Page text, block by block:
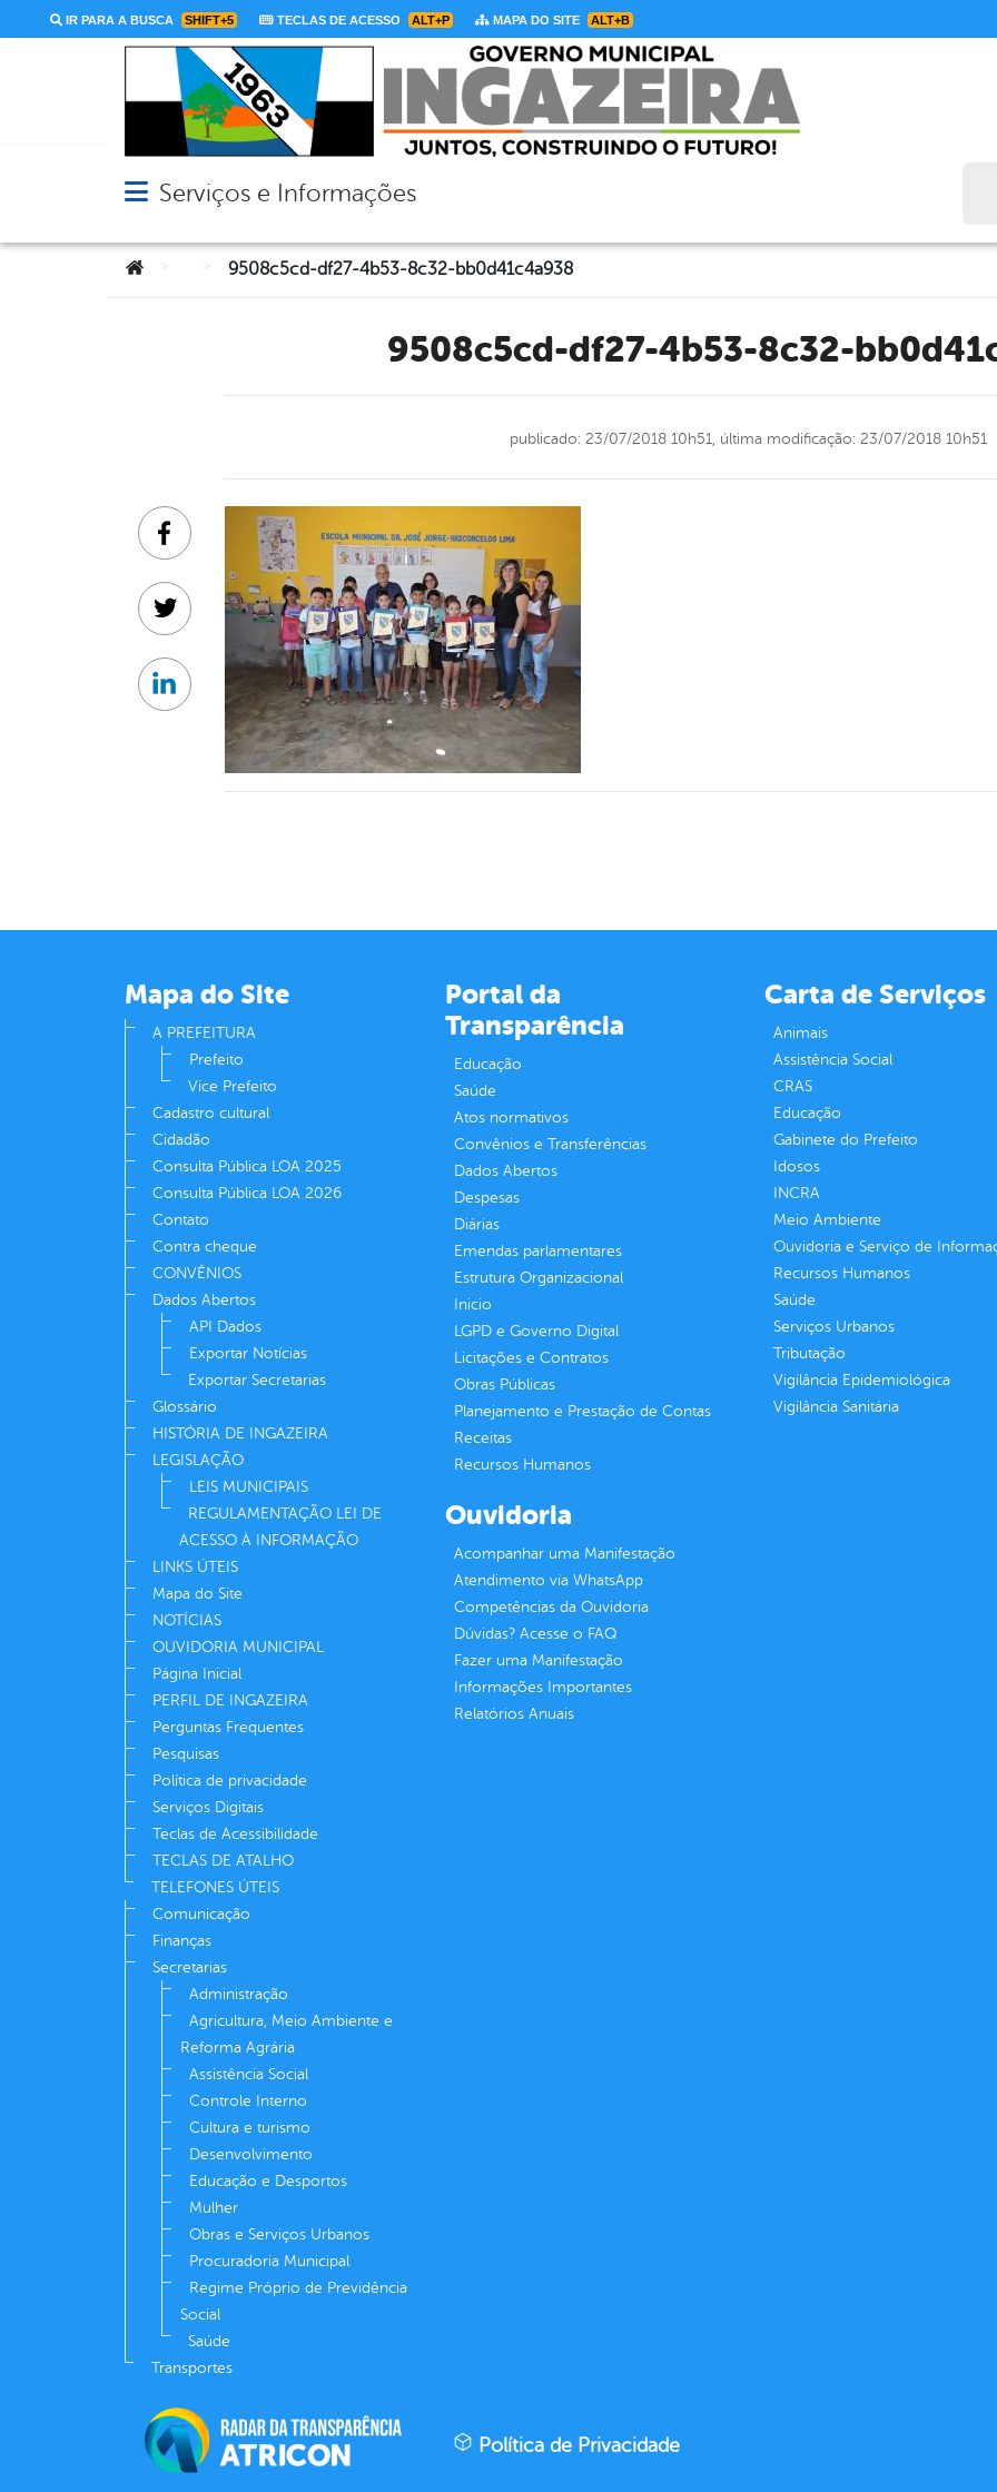
IR PARA A BUSCA SHIFT+5 TECLAS DE ACESSO ALT+P MAPA DO SITE ALT+B
Abrir menu principal de navegação
Serviços e Informações
Você está aqui:9508c5cd-df27-4b53-8c32-bb0d41c4a938
9508c5cd-df27-4b53-8c32-
publicado: 23/07/2018 10h51, última modificação: 23/07/2018 10h51
Facebook
Twitter
Linkedin
Mapa do Site
A PREFEITURA
Prefeito
Vice Prefeito
Cadastro cultural
Cidadão
Consulta Pública LOA 2025
Consulta Pública LOA 2026
Contato
Contra cheque
CONVÊNIOS
Dados Abertos
API Dados
Exportar Notícias
Exportar Secretarias
Glossário
HISTÓRIA DE INGAZEIRA
LEGISLAÇÃO
LEIS MUNICIPAIS
REGULAMENTAÇÃO LEI DE
ACESSO À INFORMAÇÃO
LINKS ÚTEIS
Mapa do Site
NOTÍCIAS
OUVIDORIA MUNICIPAL
Página Inicial
PERFIL DE INGAZEIRA
Perguntas Frequentes
Pesquisas
Política de privacidade
Serviços Digitais
Teclas de Acessibilidade
TECLAS DE ATALHO
TELEFONES ÚTEIS
Comunicação
Finanças
Secretarias
Administração
Agricultura, Meio Ambiente e
Reforma Agrária
Assistência Social
Controle Interno
Cultura e turismo
Desenvolvimento
Educação e Desportos
Mulher
Obras e Serviços Urbanos
Procuradoria Municipal
Regime Próprio de Previdência
Social
Saúde
Transportes
Portal da
Transparência
Educação
Saúde
Atos normativos
Convênios e Transferências
Dados Abertos
Despesas
Diárias
Emendas parlamentares
Estrutura Organizacional
Inicio
LGPD e Governo Digital
Licitações e Contratos
Obras Públicas
Planejamento e Prestação de Contas
Receitas
Recursos Humanos
Carta de Serviços
Animais
Assistência Social
CRAS
Educação
Gabinete do Prefeito
Idosos
INCRA
Meio Ambiente
Ouvidoria e Serviço de
Recursos Humanos
Saúde
Serviços Urbanos
Tributação
Vigilância Epidemiológica
Vigilância Sanitária
Ouvidoria
Acompanhar uma Manifestação
Atendimento via WhatsApp
Competências da Ouvidoria
Dúvidas? Acesse o FAQ
Fazer uma Manifestação
Informações Importantes
Relatórios Anuais
Política de Privacidade